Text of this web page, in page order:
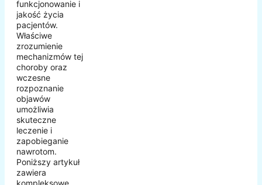
funkcjonowanie i
jakość życia
pacjentów.
Właściwe
zrozumienie
mechanizmów tej
choroby oraz
wczesne
rozpoznanie
objawów
umożliwia
skuteczne
leczenie i
zapobieganie
nawrotom.
Poniższy artykuł
zawiera
kompleksowe